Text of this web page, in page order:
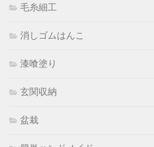
毛糸細工
消しゴムはんこ
漆喰塗り
玄関収納
盆栽